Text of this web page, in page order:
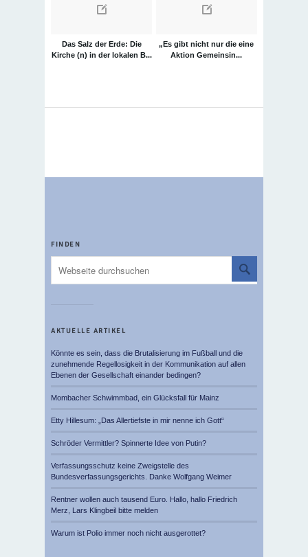
Das Salz der Erde: Die
Kirche (n) in der lokalen B...
„Es gibt nicht nur die eine
Aktion Gemeinsin...
FINDEN
AKTUELLE ARTIKEL
Könnte es sein, dass die Brutalisierung im Fußball und die
zunehmende Regellosigkeit in der Kommunikation auf allen
Ebenen der Gesellschaft einander bedingen?
Mombacher Schwimmbad, ein Glücksfall für Mainz
Etty Hillesum: „Das Allertiefste in mir nenne ich Gott“
Schröder Vermittler? Spinnerte Idee von Putin?
Verfassungsschutz keine Zweigstelle des
Bundesverfassungsgerichts. Danke Wolfgang Weimer
Rentner wollen auch tausend Euro. Hallo, hallo Friedrich
Merz, Lars Klingbeil bitte melden
Warum ist Polio immer noch nicht ausgerottet?